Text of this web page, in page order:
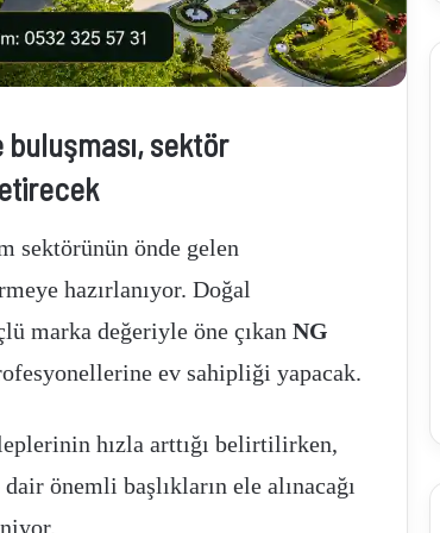
buluşması, sektör
sektörünün önde gelen
hazırlanıyor. Doğal
marka değeriyle öne çıkan NG
ev sahipliği yapacak.
hızla arttığı belirtilirken,
önemli başlıkların ele alınacağı
ilgi
İhracatçılar
pazarlarla
atlatacak
Ocak 11, 2025
İhracatçılar zorlu dönemi yeni pazarlarla
atlatacak